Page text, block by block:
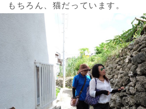
もちろん、猫だっています。